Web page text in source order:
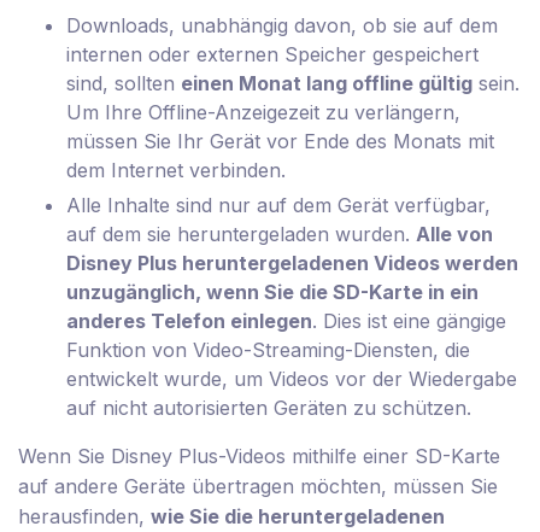
Downloads, unabhängig davon, ob sie auf dem
internen oder externen Speicher gespeichert
sind, sollten einen Monat lang offline gültig sein.
Um Ihre Offline-Anzeigezeit zu verlängern,
müssen Sie Ihr Gerät vor Ende des Monats mit
dem Internet verbinden.
Alle Inhalte sind nur auf dem Gerät verfügbar,
auf dem sie heruntergeladen wurden. Alle von
Disney Plus heruntergeladenen Videos werden
unzugänglich, wenn Sie die SD-Karte in ein
anderes Telefon einlegen. Dies ist eine gängige
Funktion von Video-Streaming-Diensten, die
entwickelt wurde, um Videos vor der Wiedergabe
auf nicht autorisierten Geräten zu schützen.
Wenn Sie Disney Plus-Videos mithilfe einer SD-Karte
auf andere Geräte übertragen möchten, müssen Sie
herausfinden, wie Sie die heruntergeladenen